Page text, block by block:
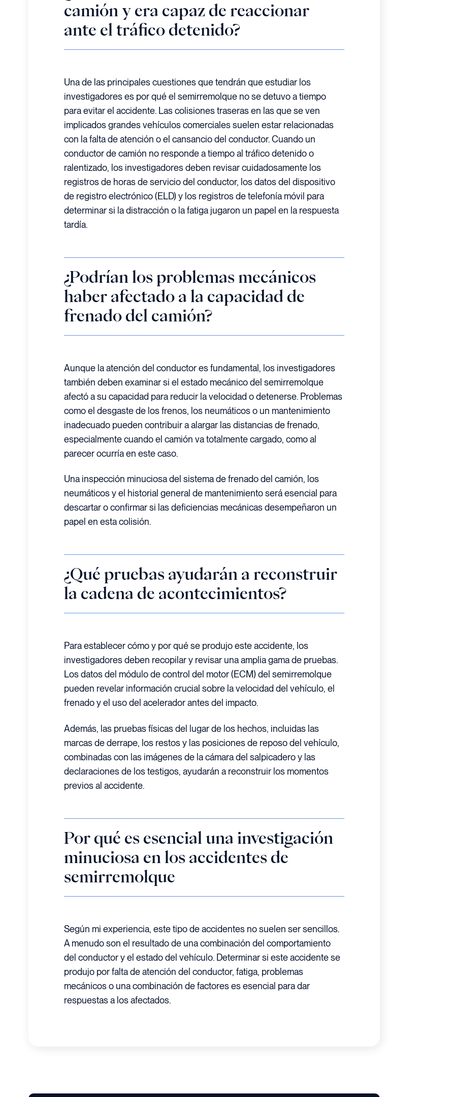
camión y era capaz de reaccionar
ante el tráfico detenido?
Una de las principales cuestiones que tendrán que estudiar los
investigadores es por qué el semirremolque no se detuvo a tiempo
para evitar el accidente. Las colisiones traseras en las que se ven
implicados grandes vehículos comerciales suelen estar relacionadas
con la falta de atención o el cansancio del conductor. Cuando un
conductor de camión no responde a tiempo al tráfico detenido o
ralentizado, los investigadores deben revisar cuidadosamente los
registros de horas de servicio del conductor, los datos del dispositivo
de registro electrónico (ELD) y los registros de telefonía móvil para
determinar si la distracción o la fatiga jugaron un papel en la respuesta
tardía.
¿Podrían los problemas mecánicos
haber afectado a la capacidad de
frenado del camión?
Aunque la atención del conductor es fundamental, los investigadores
también deben examinar si el estado mecánico del semirremolque
afectó a su capacidad para reducir la velocidad o detenerse. Problemas
como el desgaste de los frenos, los neumáticos o un mantenimiento
inadecuado pueden contribuir a alargar las distancias de frenado,
especialmente cuando el camión va totalmente cargado, como al
parecer ocurría en este caso.
Una inspección minuciosa del sistema de frenado del camión, los
neumáticos y el historial general de mantenimiento será esencial para
descartar o confirmar si las deficiencias mecánicas desempeñaron un
papel en esta colisión.
¿Qué pruebas ayudarán a reconstruir
la cadena de acontecimientos?
Para establecer cómo y por qué se produjo este accidente, los
investigadores deben recopilar y revisar una amplia gama de pruebas.
Los datos del módulo de control del motor (ECM) del semirremolque
pueden revelar información crucial sobre la velocidad del vehículo, el
frenado y el uso del acelerador antes del impacto.
Además, las pruebas físicas del lugar de los hechos, incluidas las
marcas de derrape, los restos y las posiciones de reposo del vehículo,
combinadas con las imágenes de la cámara del salpicadero y las
declaraciones de los testigos, ayudarán a reconstruir los momentos
previos al accidente.
Por qué es esencial una investigación
minuciosa en los accidentes de
semirremolque
Según mi experiencia, este tipo de accidentes no suelen ser sencillos.
A menudo son el resultado de una combinación del comportamiento
del conductor y el estado del vehículo. Determinar si este accidente se
produjo por falta de atención del conductor, fatiga, problemas
mecánicos o una combinación de factores es esencial para dar
respuestas a los afectados.